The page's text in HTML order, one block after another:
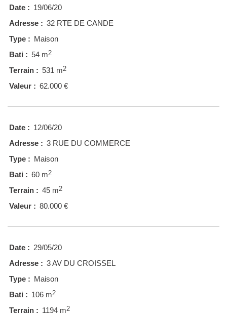
Date : 19/06/20
Adresse : 32 RTE DE CANDE
Type : Maison
Bati : 54 m2
Terrain : 531 m2
Valeur : 62.000 €
Date : 12/06/20
Adresse : 3 RUE DU COMMERCE
Type : Maison
Bati : 60 m2
Terrain : 45 m2
Valeur : 80.000 €
Date : 29/05/20
Adresse : 3 AV DU CROISSEL
Type : Maison
Bati : 106 m2
Terrain : 1194 m2